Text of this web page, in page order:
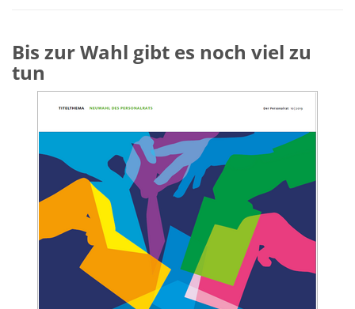
Bis zur Wahl gibt es noch viel zu
tun